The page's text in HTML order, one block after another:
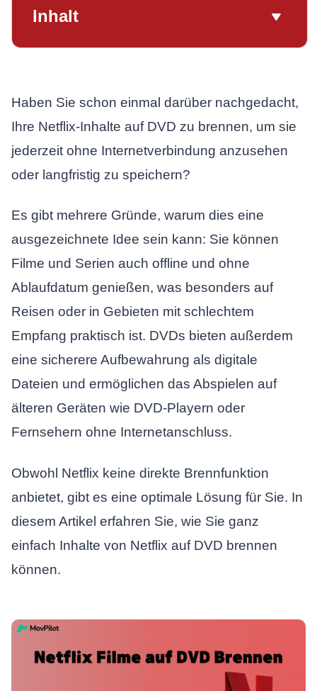
Inhalt
Haben Sie schon einmal darüber nachgedacht,
Ihre Netflix-Inhalte auf DVD zu brennen, um sie
jederzeit ohne Internetverbindung anzusehen
oder langfristig zu speichern?
Es gibt mehrere Gründe, warum dies eine
ausgezeichnete Idee sein kann: Sie können
Filme und Serien auch offline und ohne
Ablaufdatum genießen, was besonders auf
Reisen oder in Gebieten mit schlechtem
Empfang praktisch ist. DVDs bieten außerdem
eine sicherere Aufbewahrung als digitale
Dateien und ermöglichen das Abspielen auf
älteren Geräten wie DVD-Playern oder
Fernsehern ohne Internetanschluss.
Obwohl Netflix keine direkte Brennfunktion
anbietet, gibt es eine optimale Lösung für Sie. In
diesem Artikel erfahren Sie, wie Sie ganz
einfach Inhalte von Netflix auf DVD brennen
können.